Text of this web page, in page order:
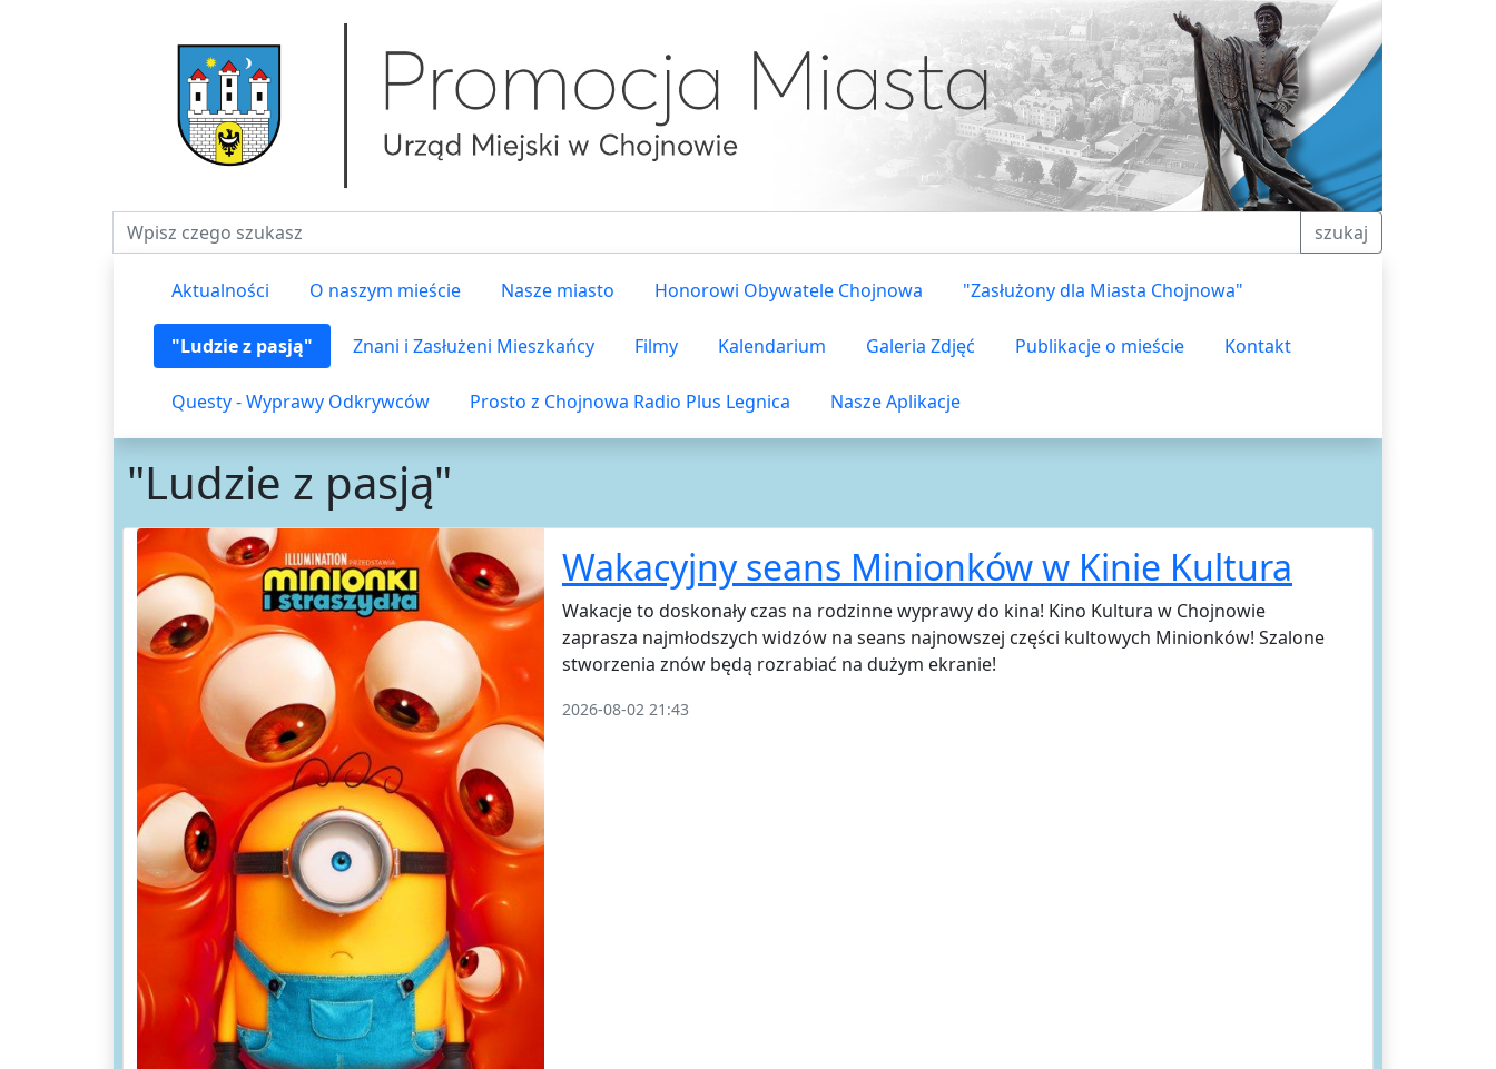
Fraza do wyszukiwania szukaj
Aktualności O naszym mieście Nasze miasto Honorowi Obywatele Chojnowa "Zasłużony dla Miasta Chojnowa"
"Ludzie z pasją" Znani i Zasłużeni Mieszkańcy Filmy Kalendarium Galeria Zdjęć Publikacje o mieście Kontakt
Questy - Wyprawy Odkrywców Prosto z Chojnowa Radio Plus Legnica Nasze Aplikacje
"Ludzie z pasją"
Wakacyjny seans Minionków w Kinie Kultura
Wakacje to doskonały czas na rodzinne wyprawy do kina! Kino Kultura w Chojnowie
zaprasza najmłodszych widzów na seans najnowszej części kultowych Minionków! Szalone
stworzenia znów będą rozrabiać na dużym ekranie!
2026-08-02 21:43